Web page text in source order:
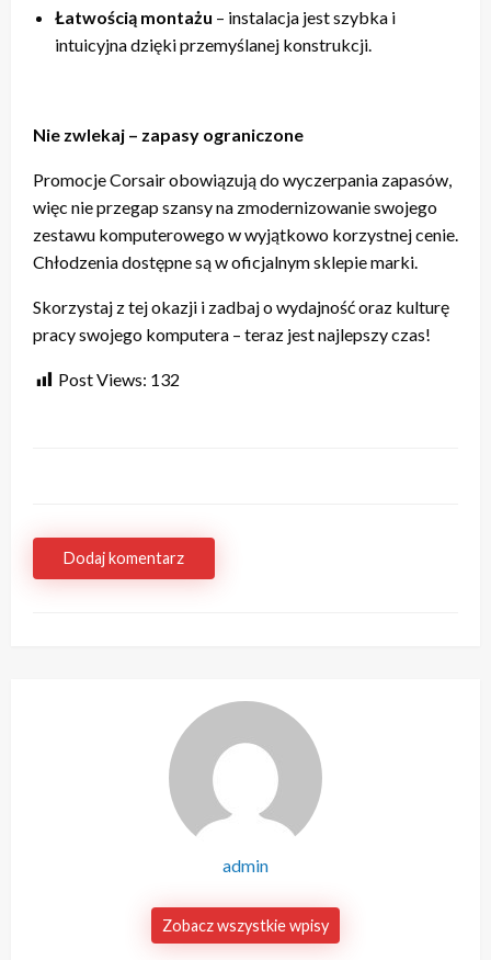
Łatwością montażu – instalacja jest szybka i
intuicyjna dzięki przemyślanej konstrukcji.
Nie zwlekaj – zapasy ograniczone
Promocje Corsair obowiązują do wyczerpania zapasów,
więc nie przegap szansy na zmodernizowanie swojego
zestawu komputerowego w wyjątkowo korzystnej cenie.
Chłodzenia dostępne są w oficjalnym sklepie marki.
Skorzystaj z tej okazji i zadbaj o wydajność oraz kulturę
pracy swojego komputera – teraz jest najlepszy czas!
Post Views: 132
Dodaj komentarz
admin
Zobacz wszystkie wpisy